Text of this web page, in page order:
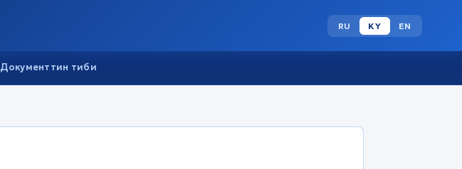
RU KY EN
Документтин тиби